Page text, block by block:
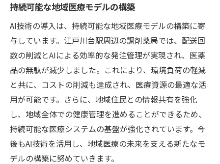
持続可能な地域医療モデルの構築
AI技術の導入は、持続可能な地域医療モデルの構築に寄
与しています。江戸川台駅周辺の調剤薬局では、配送回
数の削減とAIによる効率的な発注管理が実現され、医薬
品の無駄が減少しました。これにより、環境負荷の軽減
と共に、コストの削減も達成され、医療資源の最適な活
用が可能です。さらに、地域住民との情報共有を強化
し、地域全体での健康管理を進めることができるため、
持続可能な医療システムの基盤が強化されています。今
後もAI技術を活用し、地域医療の未来を支える新たなモ
デルの構築に努めていきます。